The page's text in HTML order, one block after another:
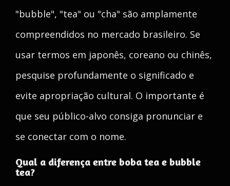
"bubble", "tea" ou "cha" são amplamente
compreendidos no mercado brasileiro. Se
usar termos em japonês, coreano ou chinês,
pesquise profundamente o significado e
evite apropriação cultural. O importante é
que seu público-alvo consiga pronunciar e
se conectar com o nome.
Qual a diferença entre boba tea e bubble
tea?